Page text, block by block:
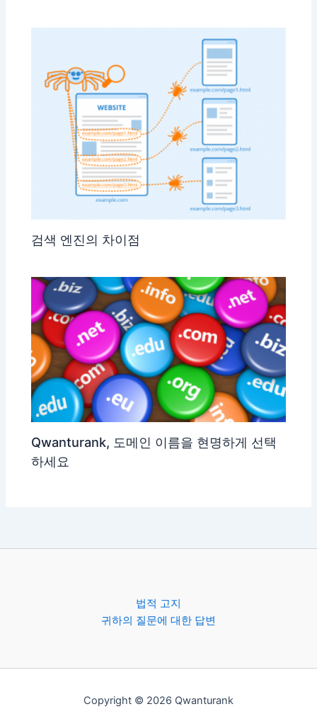
검색 엔진의 차이점
Qwanturank, 도메인 이름을 현명하게 선택
하세요
법적 고지
귀하의 질문에 대한 답변
Copyright © 2026 Qwanturank